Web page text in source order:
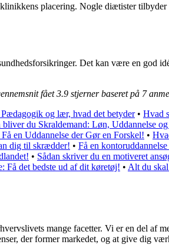
placering. Nogle diætister
Det kan være en god
fået3.9 stjerner baseret på 7
og lær, hvad det betyder• Hvad
bliver du Skraldemand: Løn, Uddannelse
en Uddannelse der Gør en Forskel! •
dig til skrædder! • Få en
• Sådan skriver du en motiveret
Få det bedste ud af dit køretøj! • Alt du
mange facetter. Vi er en del af
der former markedet, og at give dig